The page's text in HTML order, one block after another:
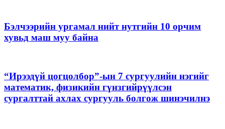
Бэлчээрийн ургамал нийт нутгийн 10 орчим
хувьд маш муу байна
“Ирээдүй цогцолбор”-ын 7 сургуулийн нэгийг
математик, физикийн гүнзгийрүүлсэн
сургалттай ахлах сургууль болгож шинэчилнэ